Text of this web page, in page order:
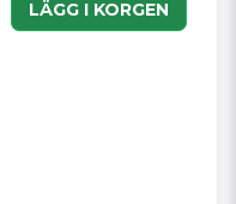
LÄGG I KORGEN